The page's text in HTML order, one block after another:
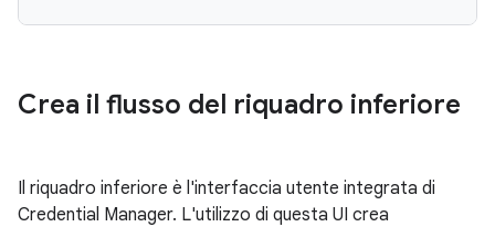
Crea il flusso del riquadro inferiore
Il riquadro inferiore è l'interfaccia utente integrata di
Credential Manager. L'utilizzo di questa UI crea